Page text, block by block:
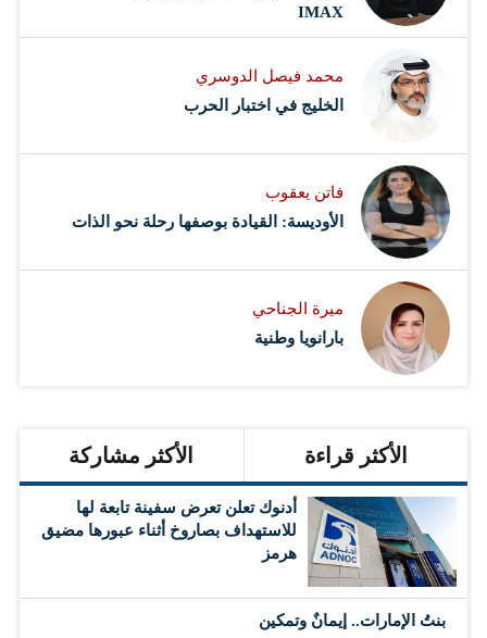
IMAX
محمد فيصل الدوسري ​
‏الخليج في اختبار الحرب
فاتن يعقوب
الأوديسة: القيادة بوصفها رحلة نحو الذات
ميرة الجناحي
بارانويا وطنية
الأكثر قراءة الأكثر مشاركة
أدنوك تعلن تعرض سفينة تابعة لها
للاستهداف بصاروخ أثناء عبورها مضيق
هرمز
بنتُ الإمارات.. إيمانٌ وتمكين